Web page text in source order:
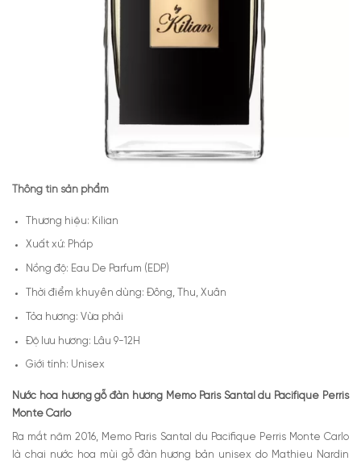
Thông tin sản phẩm
Thương hiệu: Kilian
Xuất xứ: Pháp
Nồng độ: Eau De Parfum (EDP)
Thời điểm khuyên dùng: Đông, Thu, Xuân
Tỏa hương: Vừa phải
Độ lưu hương: Lâu 9-12H
Giới tính: Unisex
Nước hoa hương gỗ đàn hương Memo Paris Santal du Pacifique Perris
Monte Carlo
Ra mắt năm 2016, Memo Paris Santal du Pacifique Perris Monte Carlo
là chai nước hoa mùi gỗ đàn hương bản unisex do Mathieu Nardin